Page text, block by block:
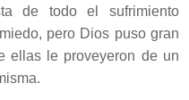
de todo el sufrimiento
pero Dios puso gran
ellas le proveyeron de un